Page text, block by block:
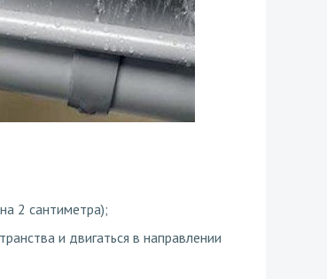
2 сантиметра);
и двигаться в направлении